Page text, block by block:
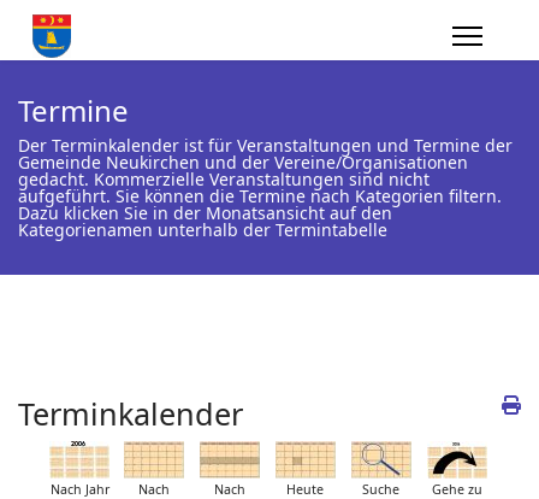
Termine
Der Terminkalender ist für Veranstaltungen und Termine der
Gemeinde Neukirchen und der Vereine/Organisationen
gedacht. Kommerzielle Veranstaltungen sind nicht
aufgeführt. Sie können die Termine nach Kategorien filtern.
Dazu klicken Sie in der Monatsansicht auf den
Kategorienamen unterhalb der Termintabelle
Terminkalender
Nach Jahr
Nach
Nach
Heute Suche
Gehe zu